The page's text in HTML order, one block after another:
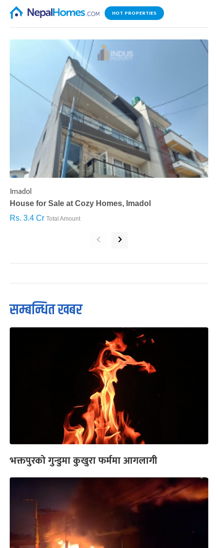
HOT PROPERTIES
Imadol
House for Sale at Cozy Homes, Imadol
Rs. 3.4 Cr Total Amount
‹ ›
सम्बन्धित खबर
भक्तपुरको गुन्डुमा कुखुरा फर्ममा आगलागी